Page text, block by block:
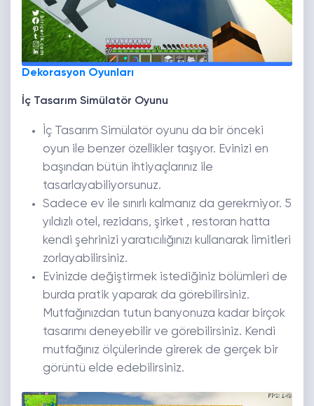
Dekorasyon Oyunları
İç Tasarım Simülatör Oyunu
İç Tasarım Simülatör oyunu da bir önceki
oyun ile benzer özellikler taşıyor. Evinizi en
başından bütün ihtiyaçlarınız ile
tasarlayabiliyorsunuz.
Sadece ev ile sınırlı kalmanız da gerekmiyor. 5
yıldızlı otel, rezidans, şirket , restoran hatta
kendi şehrinizi yaratıcılığınızı kullanarak limitleri
zorlayabilirsiniz.
Evinizde değiştirmek istediğiniz bölümleri de
burda pratik yaparak da görebilirsiniz.
Mutfağınızdan tutun banyonuza kadar birçok
tasarımı deneyebilir ve görebilirsiniz. Kendi
mutfağınız ölçülerinde girerek de gerçek bir
görüntü elde edebilirsiniz.